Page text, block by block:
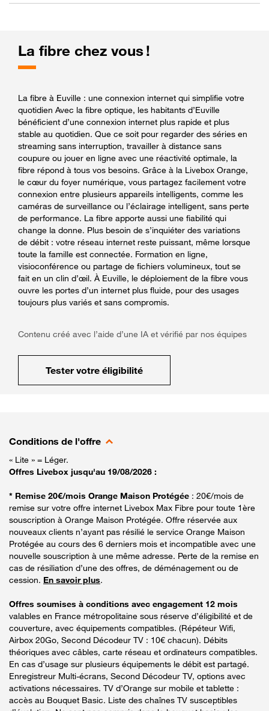
La fibre chez vous !
La fibre à Euville : une connexion internet qui simplifie votre
quotidien Avec la fibre optique, les habitants d’Euville
bénéficient d’une connexion internet plus rapide et plus
stable au quotidien. Que ce soit pour regarder des séries en
streaming sans interruption, travailler à distance sans
coupure ou jouer en ligne avec une réactivité optimale, la
fibre répond à tous vos besoins. Grâce à la Livebox Orange,
le cœur du foyer numérique, vous partagez facilement votre
connexion entre plusieurs appareils intelligents, comme les
caméras de surveillance ou l’éclairage intelligent, sans perte
de performance. La fibre apporte aussi une fiabilité qui
change la donne. Plus besoin de s’inquiéter des variations
de débit : votre réseau internet reste puissant, même lorsque
toute la famille est connectée. Formation en ligne,
visioconférence ou partage de fichiers volumineux, tout se
fait en un clin d’œil. À Euville, le déploiement de la fibre vous
ouvre les portes d’un internet plus fluide, pour des usages
toujours plus variés et sans compromis.
Contenu créé avec l’aide d’une IA et vérifié par nos équipes
Tester votre éligibilité
Conditions de l'offre
« Lite » = Léger.
Offres Livebox jusqu'au 19/08/2026 :
* Remise 20€/mois Orange Maison Protégée : 20€/mois de
remise sur votre offre internet Livebox Max Fibre pour toute 1ère
souscription à Orange Maison Protégée. Offre réservée aux
nouveaux clients n’ayant pas résilié le service Orange Maison
Protégée au cours des 6 derniers mois et incompatible avec une
nouvelle souscription à une même adresse. Perte de la remise en
cas de résiliation d’une des offres, de déménagement ou de
cession. En savoir plus.
Offres soumises à conditions avec engagement 12 mois
valables en France métropolitaine sous réserve d’éligibilité et de
couverture, avec équipements compatibles. (Répéteur Wifi,
Airbox 20Go, Second Décodeur TV : 10€ chacun). Débits
théoriques avec câbles, carte réseau et ordinateurs compatibles.
En cas d’usage sur plusieurs équipements le débit est partagé.
Enregistreur Multi-écrans, Second Décodeur TV, options avec
activations nécessaires. TV d’Orange sur mobile et tablette :
accès au Bouquet Basic. Liste des chaînes TV susceptibles